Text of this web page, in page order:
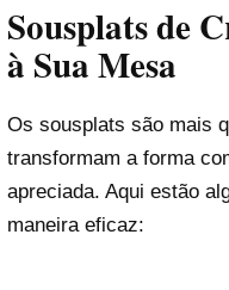
Sousplats de
à Sua Mesa
Os sousplats são mais
transformam a forma
apreciada. Aqui estão
maneira eficaz: